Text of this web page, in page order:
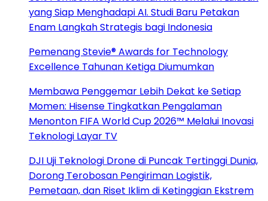
yang Siap Menghadapi AI. Studi Baru Petakan
Enam Langkah Strategis bagi Indonesia
Pemenang Stevie® Awards for Technology
Excellence Tahunan Ketiga Diumumkan
Membawa Penggemar Lebih Dekat ke Setiap
Momen: Hisense Tingkatkan Pengalaman
Menonton FIFA World Cup 2026™ Melalui Inovasi
Teknologi Layar TV
DJI Uji Teknologi Drone di Puncak Tertinggi Dunia,
Dorong Terobosan Pengiriman Logistik,
Pemetaan, dan Riset Iklim di Ketinggian Ekstrem